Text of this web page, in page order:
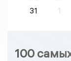
31
1
100